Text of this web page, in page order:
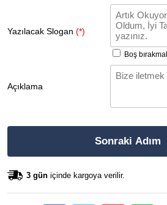
Yazılacak Slogan (*)
Boş
Açıklama
Sonraki Adım
3 gün içinde kargoya verilir.